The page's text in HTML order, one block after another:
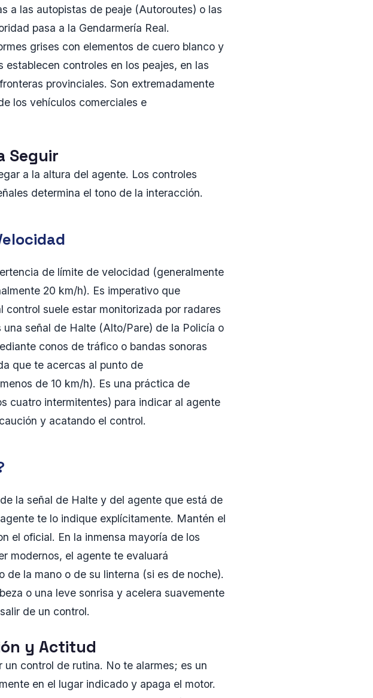
a las autopistas de peaje (Autoroutes) o las
pasa a la Gendarmería Real.
grises con elementos de cuero blanco y
controles en los peajes, en las
provinciales. Son extremadamente
los vehículos comerciales e
Seguir
a la altura del agente. Los controles
determina el tono de la interacción.
de límite de velocidad (generalmente
20 km/h). Es imperativo que
suele estar monitorizada por radares
señal de Halte (Alto/Pare) de la Policía o
conos de tráfico o bandas sonoras
que te acercas al punto de
de 10 km/h). Es una práctica de
cuatro intermitentes) para indicar al agente
y acatando el control.
la señal de Halte y del agente que está de
te lo indique explícitamente. Mantén el
el oficial. En la inmensa mayoría de los
modernos, el agente te evaluará
la mano o de su linterna (si es de noche).
o una leve sonrisa y acelera suavemente
de un control.
y Actitud
control de rutina. No te alarmes; es un
en el lugar indicado y apaga el motor.